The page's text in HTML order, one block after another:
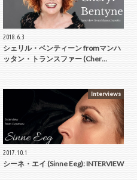
2018.6.3
シェリル・ベンティーン fromマンハ
ッタン・トランスファー (Cher…
Interviews
2017.10.1
シーネ・エイ (Sinne Eeg): INTERVIEW